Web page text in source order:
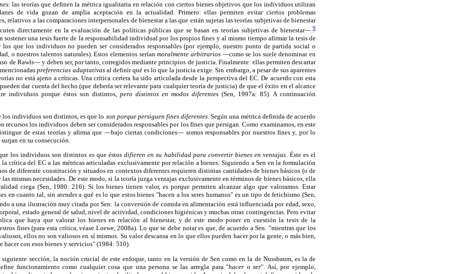
: las teorías que definen la métrica igualitaria en relación con ciertos bienes objetivos que los individuos utilizan
de vida gozan de amplia aceptación en la actualidad. Primero: ellas permiten evitar ciertos problemas
relativos a las comparaciones interpersonales de bienestar a las que están sujetas las teorías subjetivas de bienestar
directamente en la evaluación de las políticas públicas que se basan en teorías subjetivas de bienestar—. 9
sostener una tesis fuerte de la responsabilidad individual por los propios fines y al mismo tiempo afirmar la tesis de
los que los individuos no pueden ser considerados responsables (por ejemplo, nuestro punto de partida social o
o nuestros talentos naturales). Estos elementos seríanmoralmente arbitrarios —como se los suele denominar en
de Rawls— y deben ser, por tanto, corregidos mediante principios de justicia. Finalmente: ellas permiten descartar
preferencias adaptativas al definir qué es lo que la justicia exige. Sin embargo, a pesar de sus aparentes
no está ajeno a críticas. Una crítica certera ha sido articulada desde la perspectiva del EC. De acuerdo con esta
dar cuenta del hecho (que debería ser relevante para cualquier teoría de justicia) de que el éxito en el alcance
individuos porque éstos son distintos, pero distintos en modos diferentes (Sen, 1997a: 85). A continuación
los individuos son distintos, es que lo son porque persiguen fines diferentes . Según una métrica definida de acuerdo
recursos los individuos deben ser considerados responsables por los fines que persigan. Como examinamos, en este
de estas teorías y afirma que —bajo ciertas condiciones— somos responsables por nuestros fines y, por lo
en su consecución.
los individuos son distintos es que éstosdifieren en su habilidad para convertir bienes en ventajas. Éste es el
la crítica del EC a las métricas articuladas exclusivamente por relación a bienes. Siguiendo a Sen en la formulación
de diferente constitución y situados en contextos diferentes requieren distintas cantidades de bienes básicos (o de
las mismas necesidades. De este modo, si la teoría juzga ventajas exclusivamente en términos de bienes básicos, ella
ciega (Sen, 1980: 216). Si los bienes tienen valor, es porque permiten alcanzar algo que valoramos. Estar
en cuanto tal, sin atender a qué es lo que estos bienes "hacen a los seres humanos" es un tipo de fetichismo (Sen,
a una ilustración muy citada por Sen: la conversión de comida en alimentación está influenciada por edad, sexo,
estado general de salud, nivel de actividad, condiciones higiénicas y muchas otras contingencias. Pero evitar
que haya que valorar los bienes en relación al bienestar, y de este modo poner en cuestión la tesis de la
fines (para esta crítica, véase Loewe, 2008a). Lo que se debe notar es que, de acuerdo a Sen: "mientras que los
ellos no son valiosos en sí mismos. Su valor descansa en lo que ellos pueden hacer por la gente, o más bien,
hacer con esos bienes y servicios" (1984: 510).
sección, la noción crucial de este enfoque, tanto en la versión de Sen como en la de Nussbaum, es la de
funcionamiento como cualquier cosa que una persona se las arregla para "hacer oser". Así, por ejemplo,